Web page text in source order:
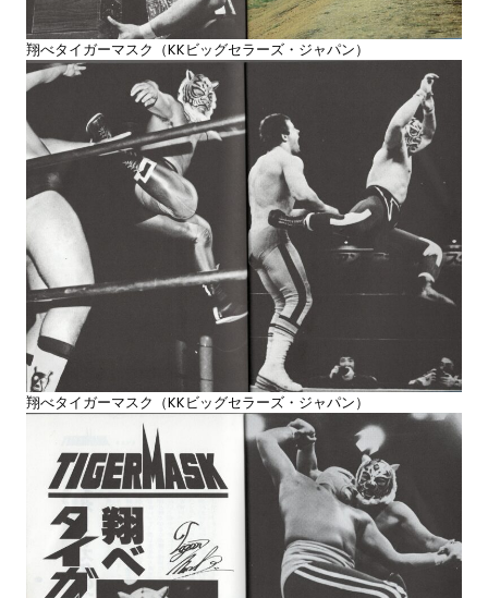
翔べタイガーマスク（KKビッグセラーズ・ジャパン）
翔べタイガーマスク（KKビッグセラーズ・ジャパン）